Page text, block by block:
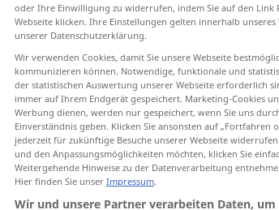
antippen)
oder Ihre Einwilligung zu widerrufen, indem Sie auf den
Webseite klicken. Ihre Einstellungen gelten innerhalb
unserer Datenschutzerklärung.
Wir verwenden Cookies, damit Sie unsere Webseite
kommunizieren können. Notwendige, funktionale und
der statistischen Auswertung unserer Webseite erforderlich
immer auf Ihrem Endgerät gespeichert. Marketing-Cookies
Werbung dienen, werden nur gespeichert, wenn Sie uns
Einverständnis geben. Klicken Sie ansonsten auf
jederzeit für zukünftige Besuche unserer Webseite
und den Anpassungsmöglichkeiten möchten, klicken Sie
Weitergehende Hinweise zu der Datenverarbeitung
Hier finden Sie unser Impressum.
Wir und unsere Partner verarbeiten Daten,